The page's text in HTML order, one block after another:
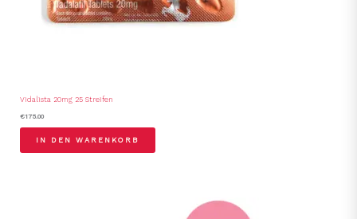
Vidalista 20mg 25 Streifen
€175.00
IN DEN WARENKORB